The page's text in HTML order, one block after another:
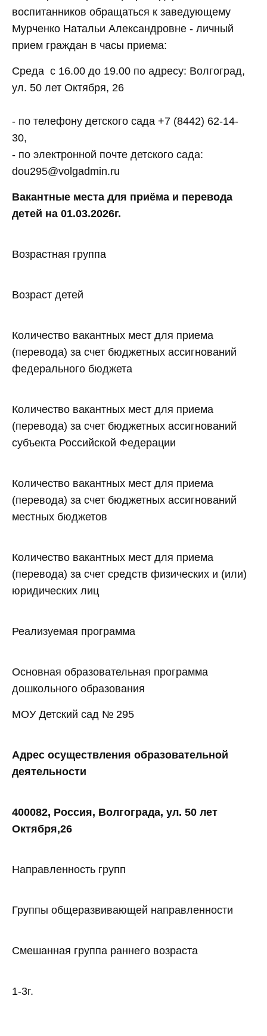
воспитанников обращаться к заведующему
Мурченко Натальи Александровне - личный
прием граждан в часы приема:
Среда с 16.00 до 19.00 по адресу: Волгоград,
ул. 50 лет Октября, 26
- по телефону детского сада +7 (8442) 62-14-
30,
- по электронной почте детского сада:
dou295@volgadmin.ru
Вакантные места для приёма и перевода
детей на 01.03.2026г.
Возрастная группа
Возраст детей
Количество вакантных мест для приема
(перевода) за счет бюджетных ассигнований
федерального бюджета
Количество вакантных мест для приема
(перевода) за счет бюджетных ассигнований
субъекта Российской Федерации
Количество вакантных мест для приема
(перевода) за счет бюджетных ассигнований
местных бюджетов
Количество вакантных мест для приема
(перевода) за счет средств физических и (или)
юридических лиц
Реализуемая программа
Основная образовательная программа
дошкольного образования
МОУ Детский сад № 295
Адрес осуществления образовательной
деятельности
400082, Россия, Волгограда, ул. 50 лет
Октября,26
Направленность групп
Группы общеразвивающей направленности
Смешанная группа раннего возраста
1-3г.